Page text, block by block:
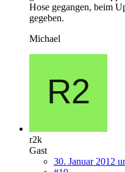
Hose gegangen, beim
gegeben.
Michael
r2k
Gast
30. Januar 2012